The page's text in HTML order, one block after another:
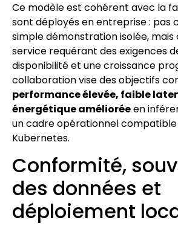
Ce modèle est cohérent avec la
sont déployés en entreprise : pas
simple démonstration isolée, mais
service requérant des exigences
disponibilité et une croissance
collaboration vise des objectifs
performance élevée, faible
énergétique amélioréeen
un cadre opérationnel
Kubernetes.
Conformité,
des données et
déploiement